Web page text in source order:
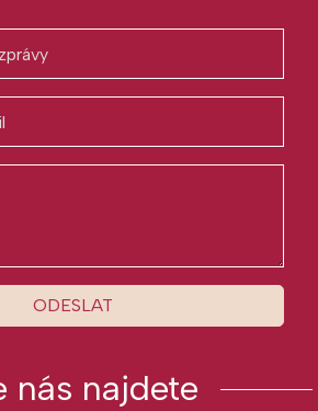
ODESLAT
nás najdete